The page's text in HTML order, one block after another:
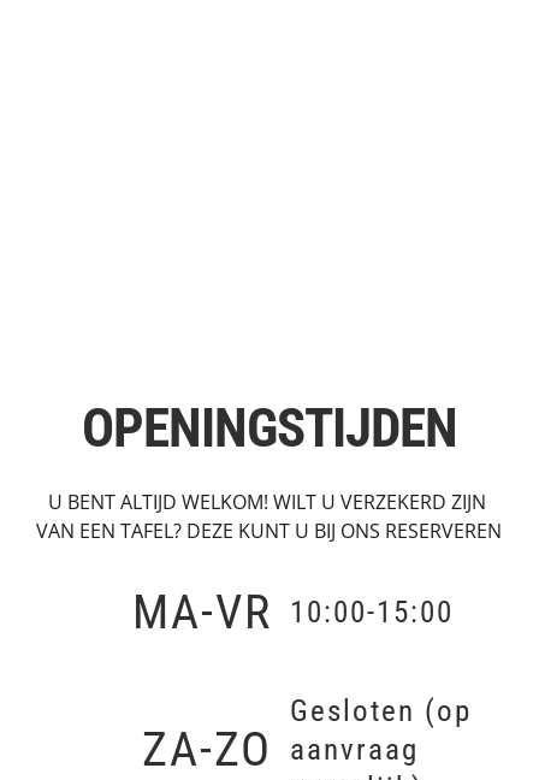
OPENINGSTIJDEN
U BENT ALTIJD WELKOM! WILT U VERZEKERD ZIJN
VAN EEN TAFEL? DEZE KUNT U BIJ ONS RESERVEREN
MA-VR 10:00-15:00
ZA-ZO
Gesloten (op
aanvraag